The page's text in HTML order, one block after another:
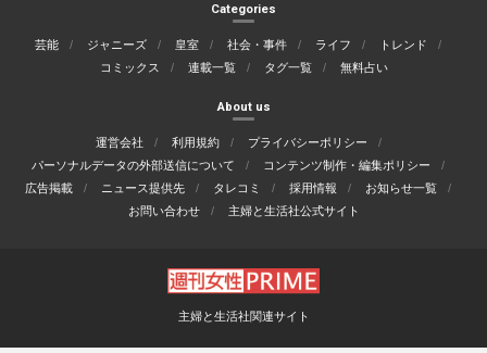
Categories
芸能 ジャニーズ 皇室 社会・事件 ライフ
トレンド
コミックス
連載一覧 タグ一覧 無料占い
About us
運営会社 利用規約
プライバシーポリシー
パーソナルデータの外部送信について
コンテンツ制作・編集ポリシー
広告掲載
ニュース提供先 タレコミ 採用情報
お知らせ一覧
お問い合わせ
主婦と生活社公式サイト
主婦と生活社関連サイト